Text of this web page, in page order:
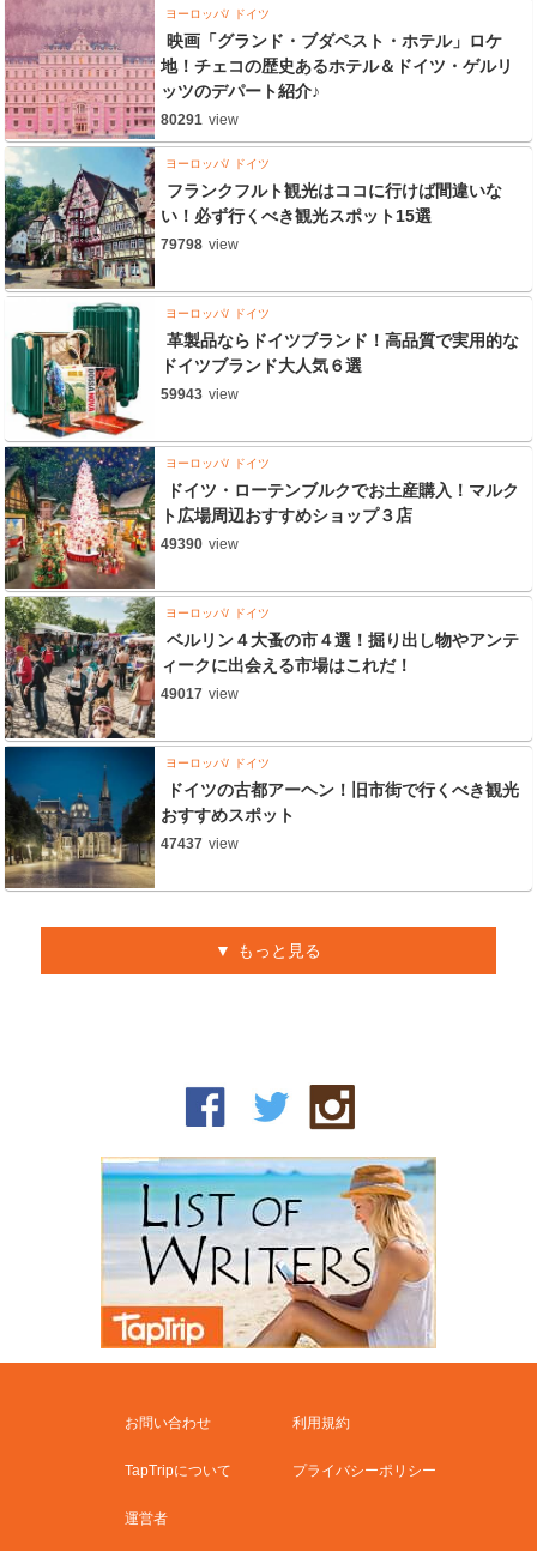
ヨーロッパ ドイツ
映画「グランド・ブダペスト・ホテル」ロケ
地！チェコの歴史あるホテル＆ドイツ・ゲルリ
ッツのデパート紹介♪
80291 view
ヨーロッパ ドイツ
フランクフルト観光はココに行けば間違いな
い！必ず行くべき観光スポット15選
79798 view
ヨーロッパ ドイツ
革製品ならドイツブランド！高品質で実用的な
ドイツブランド大人気６選
59943 view
ヨーロッパ ドイツ
ドイツ・ローテンブルクでお土産購入！マルク
ト広場周辺おすすめショップ３店
49390 view
ヨーロッパ ドイツ
ベルリン４大蚤の市４選！掘り出し物やアンテ
ィークに出会える市場はこれだ！
49017 view
ヨーロッパ ドイツ
ドイツの古都アーヘン！旧市街で行くべき観光
おすすめスポット
47437 view
もっと見る
お問い合わせ 利用規約
TapTripについて プライバシーポリシー
運営者